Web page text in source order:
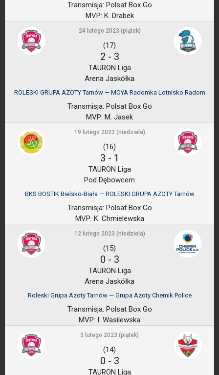
Transmisja: Polsat Box Go
MVP: K. Drabek
24 lutego 2023 (piątek)
(17)
2 - 3
TAURON Liga
Arena Jaskółka
ROLESKI GRUPA AZOTY Tarnów — MOYA Radomka Lotnisko Radom
Transmisja: Polsat Box Go
MVP: M. Jasek
19 lutego 2023 (niedziela)
(16)
3 - 1
TAURON Liga
Pod Dębowcem
BKS BOSTIK Bielsko-Biała — ROLESKI GRUPA AZOTY Tarnów
Transmisja: Polsat Box Go
MVP: K. Chmielewska
12 lutego 2023 (niedziela)
(15)
0 - 3
TAURON Liga
Arena Jaskółka
Roleski Grupa Azoty Tarnów — Grupa Azoty Chemik Police
Transmisja: Polsat Box Go
MVP: I. Wasilewska
3 lutego 2023 (piątek)
(14)
0 - 3
TAURON Liga